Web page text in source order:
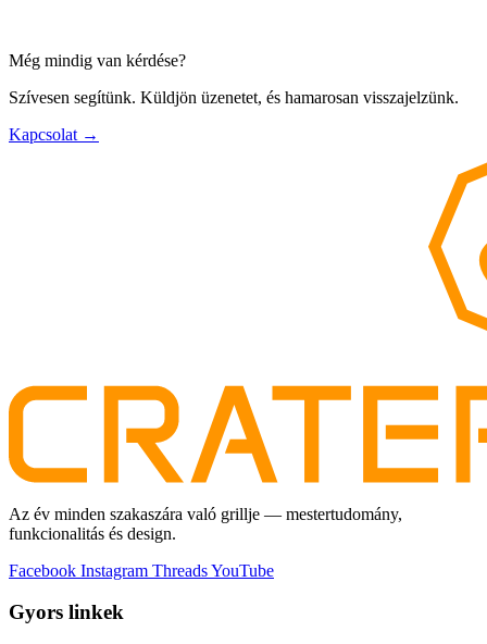
Még mindig van kérdése?
Szívesen segítünk. Küldjön üzenetet, és hamarosan visszajelzünk.
Kapcsolat →
Az év minden szakaszára való grillje — mestertudomány,
funkcionalitás és design.
Facebook Instagram ThreadsYouTube
Gyors linkek